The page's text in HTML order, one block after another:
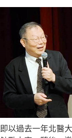
以過去一年北醫